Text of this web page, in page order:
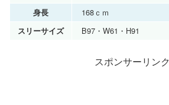
身長 168ｃｍ
スリーサイズ B97・W61・H91
スポンサーリンク